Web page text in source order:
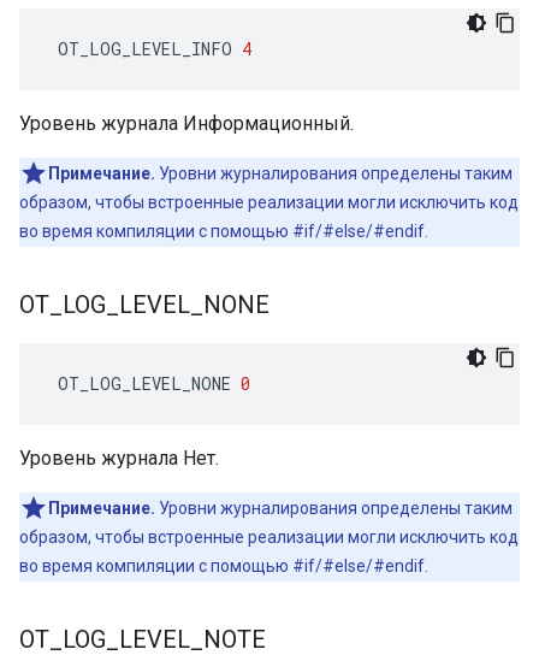
OT_LOG_LEVEL_INFO 4
Уровень журнала Информационный.
Примечание. Уровни журналирования определены таким
образом, чтобы встроенные реализации могли исключить код
во время компиляции с помощью #if/#else/#endif.
OT LOG LEVEL NONE
OT_LOG_LEVEL_NONE 0
Уровень журнала Нет.
Примечание. Уровни журналирования определены таким
образом, чтобы встроенные реализации могли исключить код
во время компиляции с помощью #if/#else/#endif.
OT LOG LEVEL NOTE